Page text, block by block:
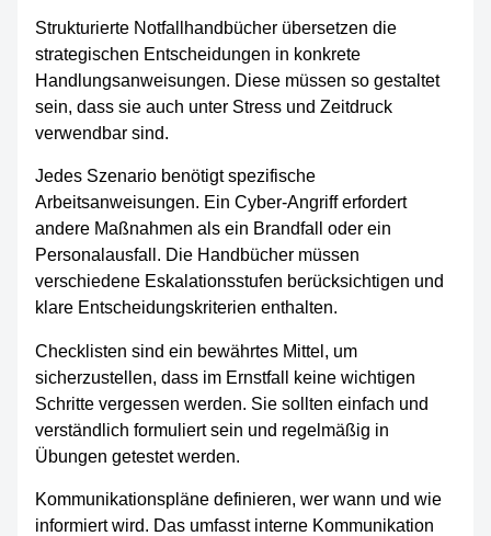
Strukturierte Notfallhandbücher übersetzen die
strategischen Entscheidungen in konkrete
Handlungsanweisungen. Diese müssen so gestaltet
sein, dass sie auch unter Stress und Zeitdruck
verwendbar sind.
Jedes Szenario benötigt spezifische
Arbeitsanweisungen. Ein Cyber-Angriff erfordert
andere Maßnahmen als ein Brandfall oder ein
Personalausfall. Die Handbücher müssen
verschiedene Eskalationsstufen berücksichtigen und
klare Entscheidungskriterien enthalten.
Checklisten sind ein bewährtes Mittel, um
sicherzustellen, dass im Ernstfall keine wichtigen
Schritte vergessen werden. Sie sollten einfach und
verständlich formuliert sein und regelmäßig in
Übungen getestet werden.
Kommunikationspläne definieren, wer wann und wie
informiert wird. Das umfasst interne Kommunikation